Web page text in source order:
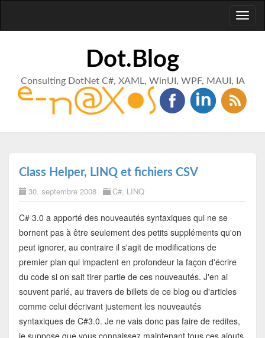
Dot.Blog
Consulting DotNet C#, XAML, WinUI, WPF, MAUI, IA
Class Helper, LINQ et fichiers CSV
30. septembre 2008 C#, LINQ
C# 3.0 a apporté des nouveautés syntaxiques qui ne se
bornent pas à être seulement des petits suppléments qu'on
peut ignorer, au contraire il s'agit de modifications de
premier plan qui impactent en profondeur la façon d'écrire
du code si on sait tirer partie de ces nouveautés. J'en ai
souvent parlé, au travers de billets de ce blog ou d'articles
comme celui décrivant justement les nouveautés
syntaxiques de C#3.0. Je ne vais donc pas faire de redites,